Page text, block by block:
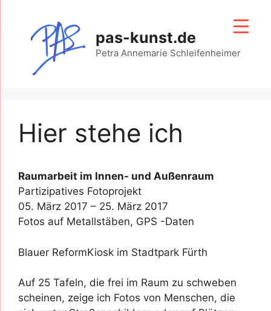
springen
pas-kunst.de
Petra Annemarie Schleifenheimer
Hier stehe ich
Raumarbeit im Innen- und Außenraum
Partizipatives Fotoprojekt
05. März 2017 – 25. März 2017
Fotos auf Metallstäben, GPS -Daten
Blauer ReformKiosk im Stadtpark Fürth
Auf 25 Tafeln, die frei im Raum zu schweben
scheinen, zeige ich Fotos von Menschen, die